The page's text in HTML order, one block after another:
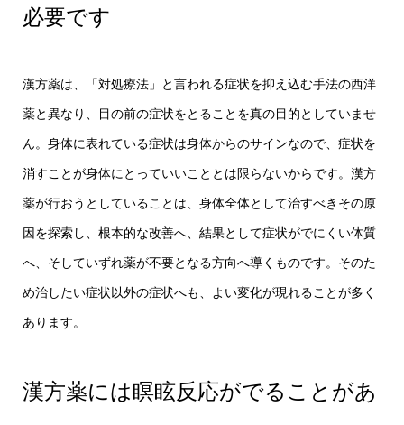
必要です
漢方薬は、「対処療法」と言われる症状を抑え込む手法の西洋
薬と異なり、目の前の症状をとることを真の目的としていませ
ん。身体に表れている症状は身体からのサインなので、症状を
消すことが身体にとっていいこととは限らないからです。漢方
薬が行おうとしていることは、身体全体として治すべきその原
因を探索し、根本的な改善へ、結果として症状がでにくい体質
へ、そしていずれ薬が不要となる方向へ導くものです。そのた
め治したい症状以外の症状へも、よい変化が現れることが多く
あります。
漢方薬には瞑眩反応がでることがあ